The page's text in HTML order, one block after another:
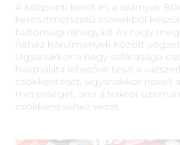
A központi keret és a szárnyak
keresztmetszetű csövekből
biztonsági ráhagyást és nagy
nehéz körülmények között
Ugyanakkor a nagy szilárdságú
használata lehetővé teszi a
csökkentését, ugyanakkor növeli
merevségét, ami a traktor
csökkenéséhez vezet.